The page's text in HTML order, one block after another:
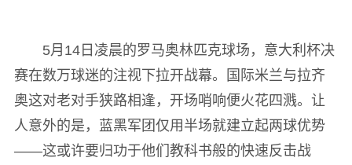
5月14日凌晨的罗马奥林匹克球场，意大利杯决
赛在数万球迷的注视下拉开战幕。国际米兰与拉齐
奥这对老对手狭路相逢，开场哨响便火花四溅。让
人意外的是，蓝黑军团仅用半场就建立起两球优势
——这或许要归功于他们教科书般的快速反击战